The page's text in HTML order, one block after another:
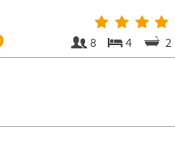
8 4 2